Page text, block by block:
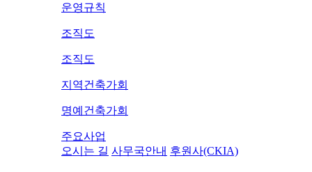
운영규칙
조직도
조직도
지역건축가회
명예건축가회
주요사업
오시는 길 사무국안내 후원사(CKIA)